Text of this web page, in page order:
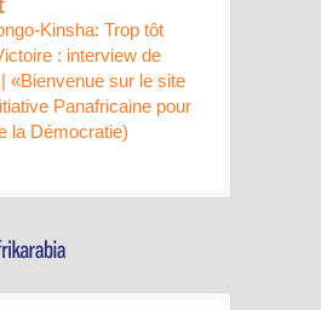
Kinsha: Trop tôt
: interview de
«Bienvenue sur le site
Panafricaine pour
la Démocratie)